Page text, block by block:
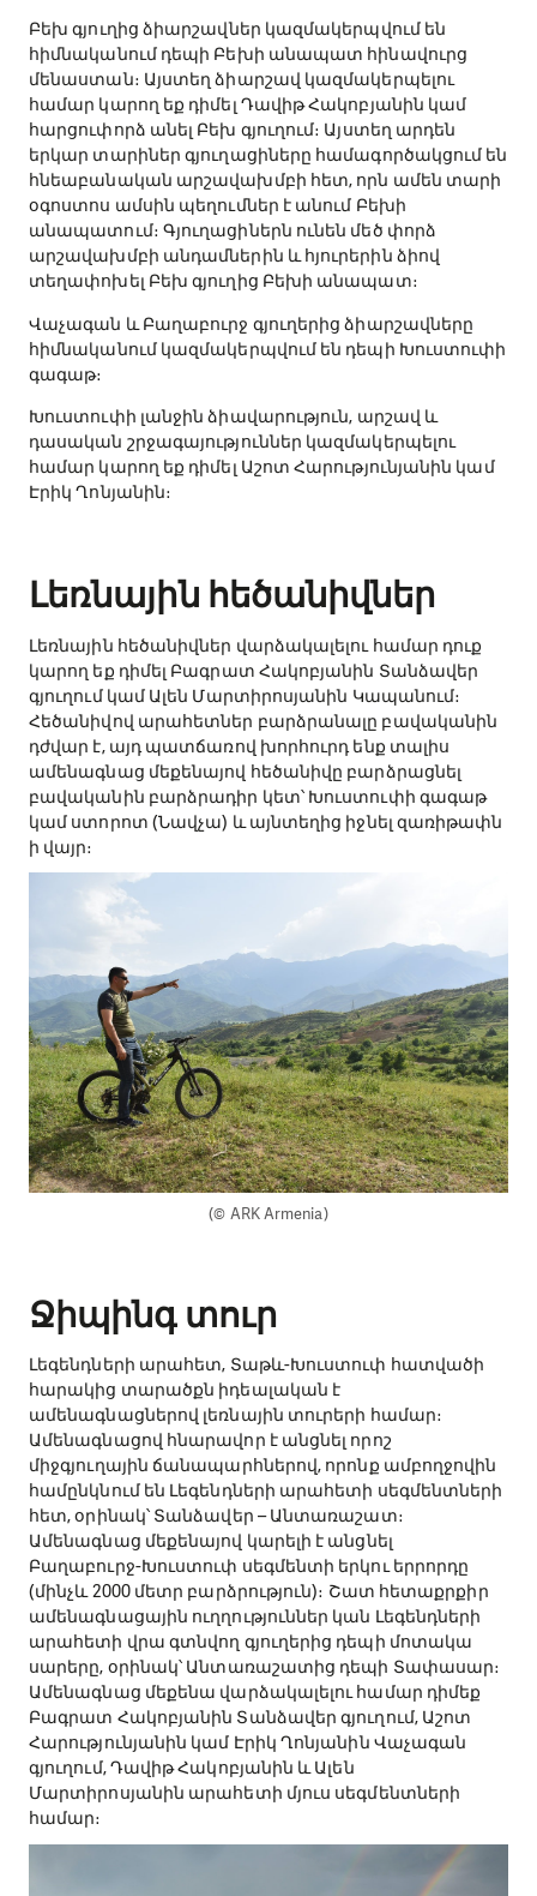
Բեխ գյուղից ձիարշավներ կազմակերպվում են
հիմնականում դեպի Բեխի անապատ հինավուրց
մենաստան։ Այստեղ ձիարշավ կազմակերպելու
համար կարող եք դիմել Դավիթ Հակոբյանին կամ
հարցուփորձ անել Բեխ գյուղում։ Այստեղ արդեն
երկար տարիներ գյուղացիները համագործակցում են
հնեաբանական արշավախմբի հետ, որն ամեն տարի
օգոստոս ամսին պեղումներ է անում Բեխի
անապատում։ Գյուղացիներն ունեն մեծ փորձ
արշավախմբի անդամներին և հյուրերին ձիով
տեղափոխել Բեխ գյուղից Բեխի անապատ։
Վաչագան և Բաղաբուրջ գյուղերից ձիարշավները
հիմնականում կազմակերպվում են դեպի Խուստուփի
գագաթ։
Խուստուփի լանջին ձիավարություն, արշավ և
դասական շրջագայություններ կազմակերպելու
համար կարող եք դիմել Աշոտ Հարությունյանին կամ
Էրիկ Ղոնյանին։
​Լեռնային հեծանիվներ
Լեռնային հեծանիվներ վարձակալելու համար դուք
կարող եք դիմել Բագրատ Հակոբյանին Տանձավեր
գյուղում կամ Ալեն Մարտիրոսյանին Կապանում։
Հեծանիվով արահետներ բարձրանալը բավականին
դժվար է, այդ պատճառով խորհուրդ ենք տալիս
ամենագնաց մեքենայով հեծանիվը բարձրացնել
բավականին բարձրադիր կետ՝ Խուստուփի գագաթ
կամ ստորոտ (Նավչա) և այնտեղից իջնել զառիթափն
ի վայր։
(© ARK Armenia)
​Ջիպինգ տուր
Լեգենդների արահետ, Տաթև-Խուստուփ հատվածի
հարակից տարածքն իդեալական է
ամենագնացներով լեռնային տուրերի համար։
Ամենագնացով հնարավոր է անցնել որոշ
միջգյուղային ճանապարհներով, որոնք ամբողջովին
համընկնում են Լեգենդների արահետի սեգմենտների
հետ, օրինակ՝ Տանձավեր – Անտառաշատ։
Ամենագնաց մեքենայով կարելի է անցնել
Բաղաբուրջ-Խուստուփ սեգմենտի երկու երրորդը
(մինչև 2000 մետր բարձրություն)։ Շատ հետաքրքիր
ամենագնացային ուղղություններ կան Լեգենդների
արահետի վրա գտնվող գյուղերից դեպի մոտակա
սարերը, օրինակ՝ Անտառաշատից դեպի Տափասար։
Ամենագնաց մեքենա վարձակալելու համար դիմեք
Բագրատ Հակոբյանին Տանձավեր գյուղում, Աշոտ
Հարությունյանին կամ Էրիկ Ղոնյանին Վաչագան
գյուղում, Դավիթ Հակոբյանին և Ալեն
Մարտիրոսյանին արահետի մյուս սեգմենտների
համար։